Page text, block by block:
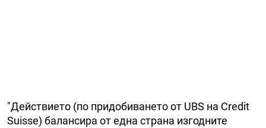
"Действието (по придобиването от UBS на Credit
Suisse) балансира от една страна изгодните